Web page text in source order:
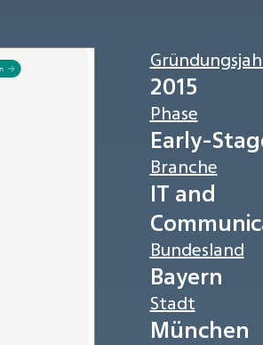
2015
Phase
Early-
Branche
IT and
Bundesland
Bayern
Stadt
München